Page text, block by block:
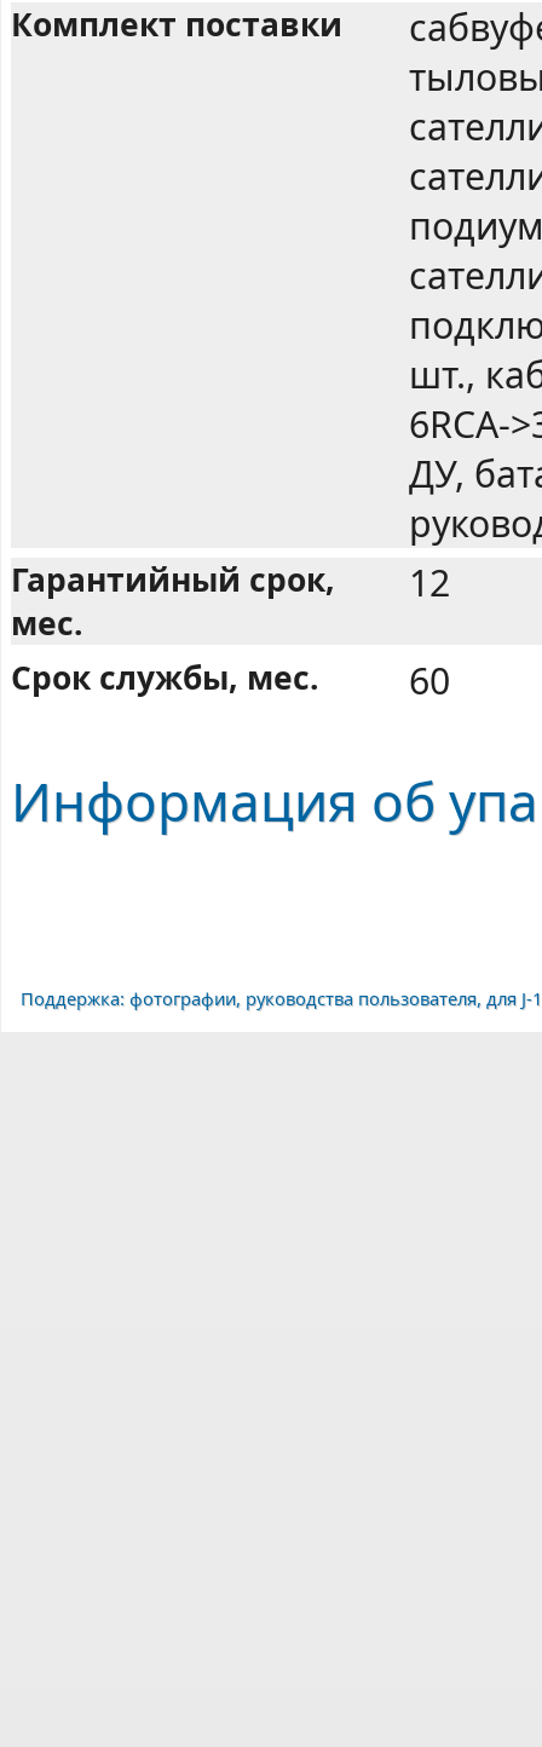
Комплект поставки
шт.,
6RCA-
ДУ,
Гарантийный срок,
мес.
12
Срок службы, мес. 60
Информация об
Поддержка: фотографии, руководства пользователя, для J-